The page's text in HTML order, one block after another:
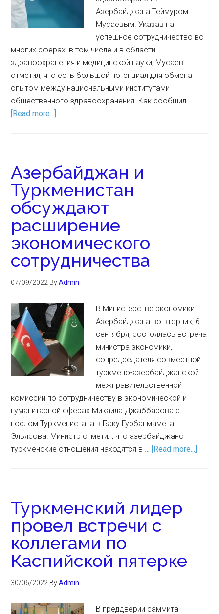
Азербайджана Теймуром
Мусаевым. Указав на
успешное сотрудничество во
многих сферах, в том числе и в области
здравоохранения и медицинской науки, Мусаев
отметил, что есть большой потенциал для обмена
опытом между национальными институтами
общественного здравоохранения. Как сообщил …
[Read more...]
Азербайджан и
Туркменистан
обсуждают
расширение
экономического
сотрудничества
07/09/2022 ByAdmin
В Министерстве экономики
Азербайджана во вторник, 6
сентября, состоялась встреча
министра экономики,
сопредседателя совместной
туркмено-азербайджанской
межправительственной
комиссии по сотрудничеству в экономической и
гуманитарной сферах Микаила Джаббарова с
послом Туркменистана в Баку Гурбанмамета
Эльясова. Министр отметил, что азербайджано-
туркменские отношения находятся в … [Read more...]
Туркменский лидер
провел встречи с
коллегами по
Каспийской пятерке
30/06/2022 ByAdmin
В преддверии саммита